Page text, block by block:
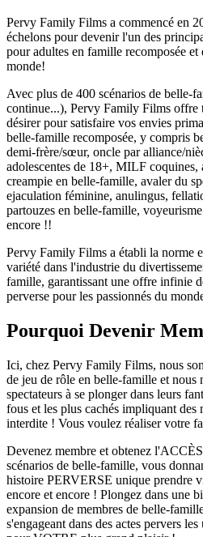
Pervy Family Films a commencé en
échelons pour devenir l'un des
pour adultes en famille recomposée
monde!
Avec plus de 400 scénarios de belle-
continue...), Pervy Family Films offre
désirer pour satisfaire vos envies
belle-famille recomposée, y compris
demi-frère/sœur, oncle par alliance/
adolescentes de 18+, MILF coquines,
creampie en belle-famille, avaler du
ejaculation féminine, anulingus,
partouzes en belle-famille,
encore !!
Pervy Family Films a établi la norme
variété dans l'industrie du
famille, garantissant une offre infinie
perverse pour les passionnés du
Pourquoi Devenir
Ici, chez Pervy Family Films, nous
de jeu de rôle en belle-famille et nous
spectateurs à se plonger dans leurs
fous et les plus cachés impliquant
interdite ! Vous voulez réaliser votre
Devenez membre et obtenez
scénarios de belle-famille, vous
histoire PERVERSE unique prendre
encore et encore ! Plongez dans une
expansion de membres de belle-
s'engageant dans des actes pervers